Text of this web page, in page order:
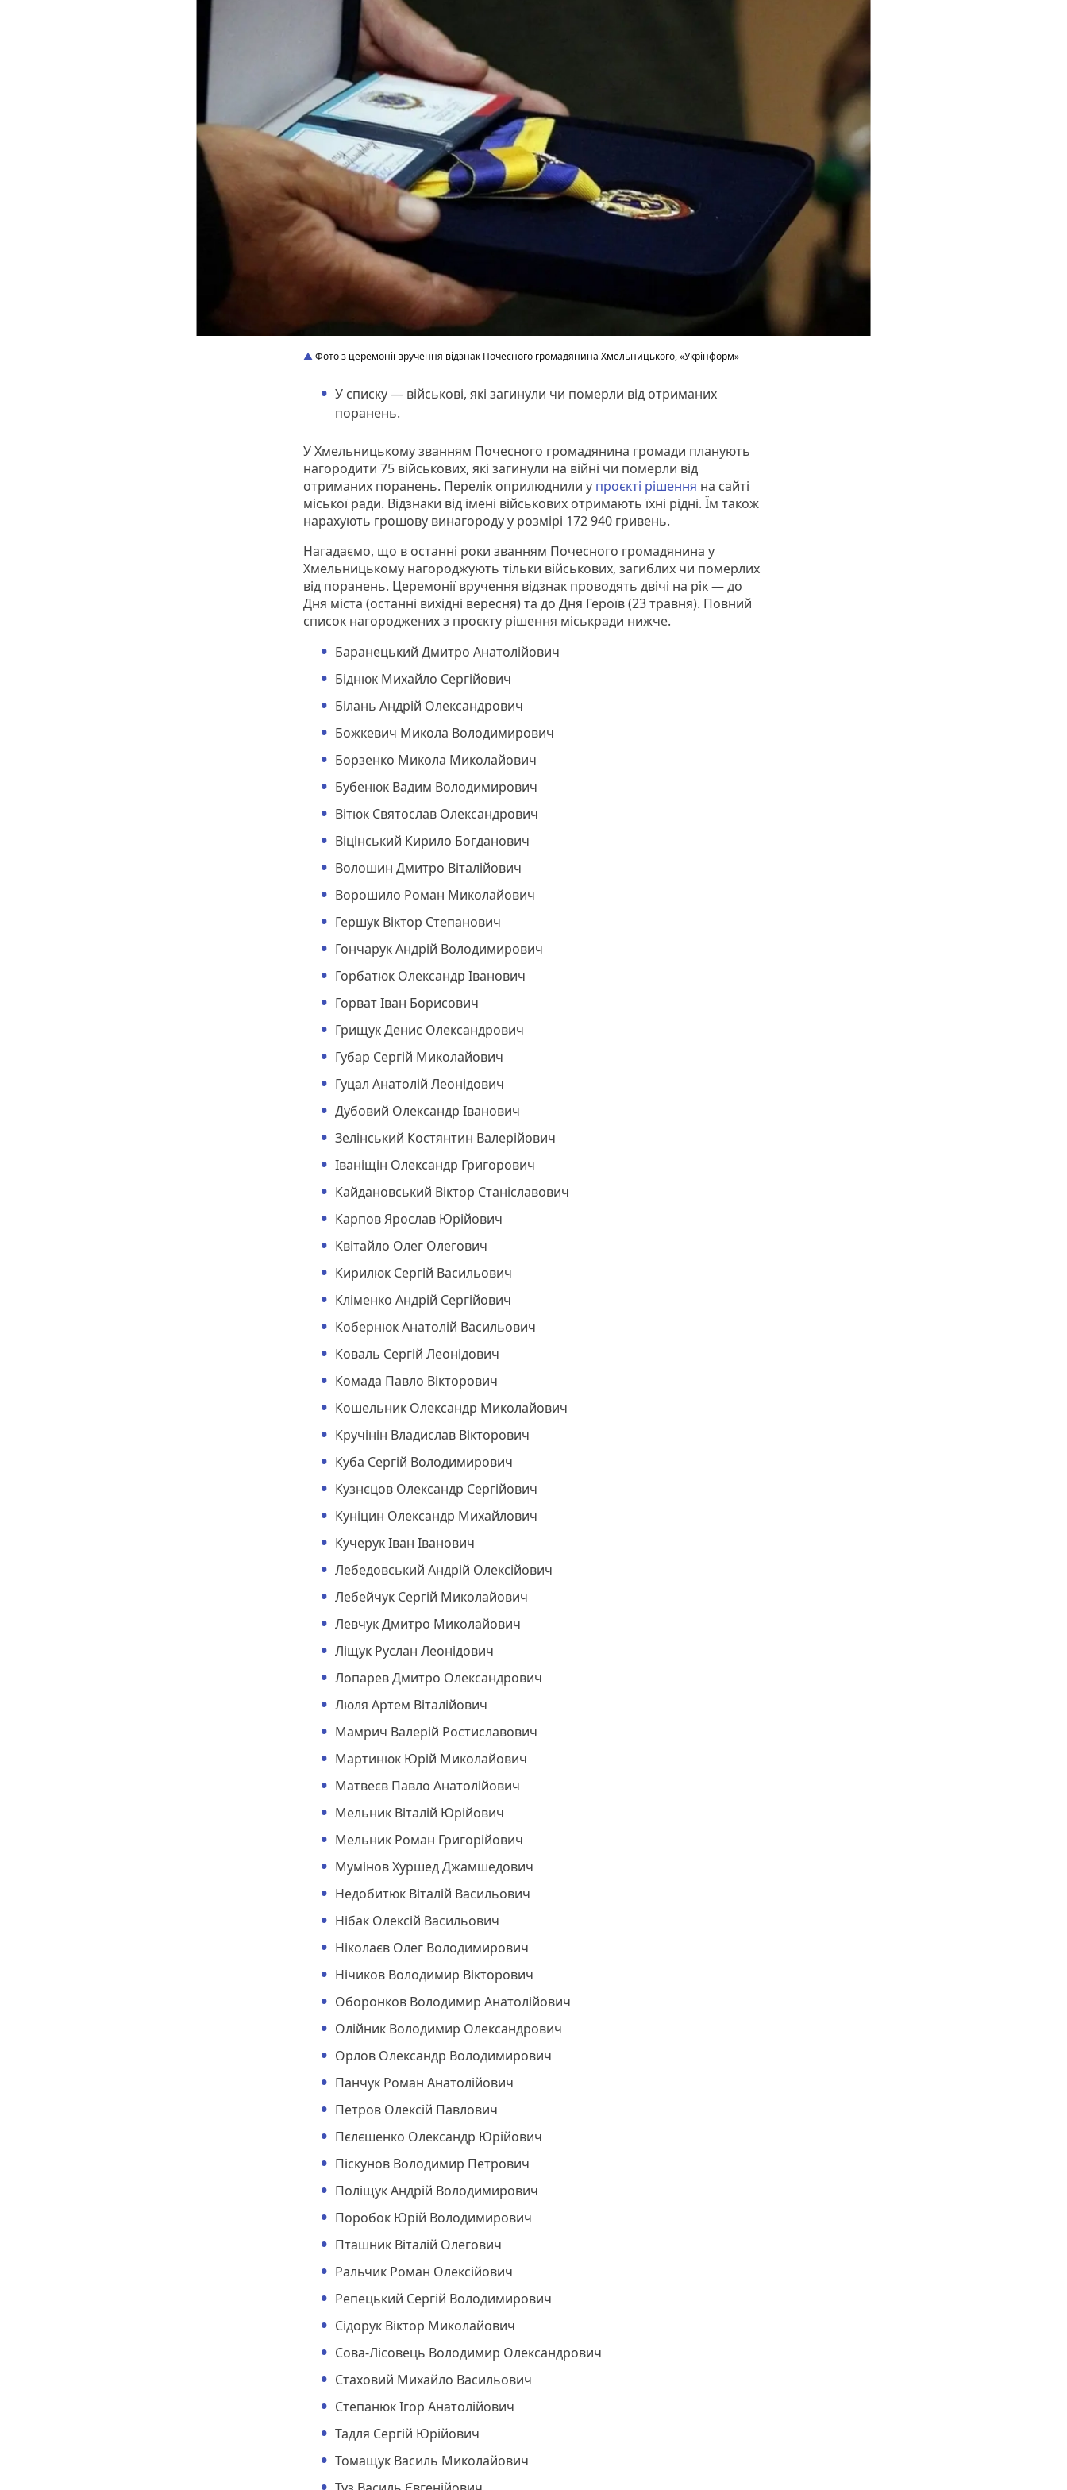
Фото з церемонії вручення відзнак Почесного громадянина Хмельницького, «Укрінформ»
У списку — військові, які загинули чи померли від отриманих
поранень.
У Хмельницькому званням Почесного громадянина громади планують
нагородити 75 військових, які загинули на війні чи померли від
отриманих поранень. Перелік оприлюднили у проєкті рішення на сайті
міської ради. Відзнаки від імені військових отримають їхні рідні. Їм також
нарахують грошову винагороду у розмірі 172 940 гривень.
Нагадаємо, що в останні роки званням Почесного громадянина у
Хмельницькому нагороджують тільки військових, загиблих чи померлих
від поранень. Церемонії вручення відзнак проводять двічі на рік — до
Дня міста (останні вихідні вересня) та до Дня Героїв (23 травня). Повний
список нагороджених з проєкту рішення міськради нижче.
Баранецький Дмитро Анатолійович
Біднюк Михайло Сергійович
Білань Андрій Олександрович
Божкевич Микола Володимирович
Борзенко Микола Миколайович
Бубенюк Вадим Володимирович
Вітюк Святослав Олександрович
Віцінський Кирило Богданович
Волошин Дмитро Віталійович
Ворошило Роман Миколайович
Гершук Віктор Степанович
Гончарук Андрій Володимирович
Горбатюк Олександр Іванович
Горват Іван Борисович
Грищук Денис Олександрович
Губар Сергій Миколайович
Гуцал Анатолій Леонідович
Дубовий Олександр Іванович
Зелінський Костянтин Валерійович
Іваніщін Олександр Григорович
Кайдановський Віктор Станіславович
Карпов Ярослав Юрійович
Квітайло Олег Олегович
Кирилюк Сергій Васильович
Кліменко Андрій Сергійович
Кобернюк Анатолій Васильович
Коваль Сергій Леонідович
Комада Павло Вікторович
Кошельник Олександр Миколайович
Кручінін Владислав Вікторович
Куба Сергій Володимирович
Кузнєцов Олександр Сергійович
Куніцин Олександр Михайлович
Кучерук Іван Іванович
Лебедовський Андрій Олексійович
Лебейчук Сергій Миколайович
Левчук Дмитро Миколайович
Ліщук Руслан Леонідович
Лопарев Дмитро Олександрович
Люля Артем Віталійович
Мамрич Валерій Ростиславович
Мартинюк Юрій Миколайович
Матвеєв Павло Анатолійович
Мельник Віталій Юрійович
Мельник Роман Григорійович
Мумінов Хуршед Джамшедович
Недобитюк Віталій Васильович
Нібак Олексій Васильович
Ніколаєв Олег Володимирович
Нічиков Володимир Вікторович
Оборонков Володимир Анатолійович
Олійник Володимир Олександрович
Орлов Олександр Володимирович
Панчук Роман Анатолійович
Петров Олексій Павлович
Пєлєшенко Олександр Юрійович
Піскунов Володимир Петрович
Поліщук Андрій Володимирович
Поробок Юрій Володимирович
Пташник Віталій Олегович
Ральчик Роман Олексійович
Репецький Сергій Володимирович
Сідорук Віктор Миколайович
Сова-Лісовець Володимир Олександрович
Стаховий Михайло Васильович
Степанюк Ігор Анатолійович
Тадля Сергій Юрійович
Томащук Василь Миколайович